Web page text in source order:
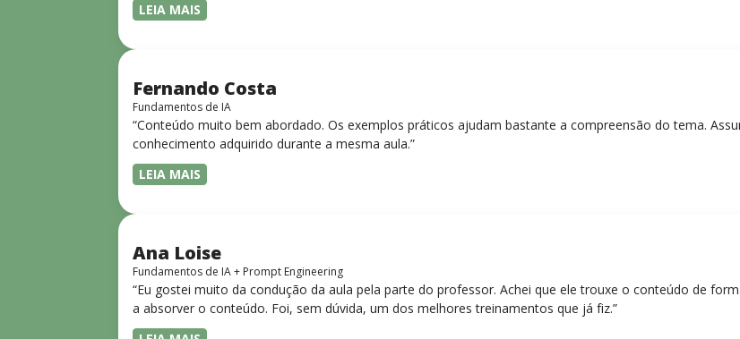
LEIA MAIS
Fernando Costa
Fundamentos de IA
“Conteúdo muito bem abordado. Os exemplos práticos ajudam bastante a compreensão do tema.
conhecimento adquirido durante a mesma aula.”
LEIA MAIS
Ana Loise
Fundamentos de IA + Prompt Engineering
“Eu gostei muito da condução da aula pela parte do professor. Achei que ele trouxe o conteúdo de
a absorver o conteúdo. Foi, sem dúvida, um dos melhores treinamentos que já fiz.”